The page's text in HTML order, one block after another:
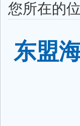
您所在的
东盟